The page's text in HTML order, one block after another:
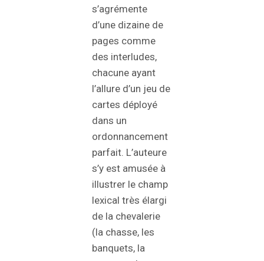
s’agrémente
d’une dizaine de
pages comme
des interludes,
chacune ayant
l’allure d’un jeu de
cartes déployé
dans un
ordonnancement
parfait. L’auteure
s’y est amusée à
illustrer le champ
lexical très élargi
de la chevalerie
(la chasse, les
banquets, la